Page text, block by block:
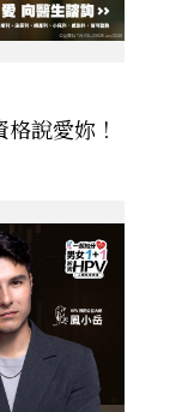
說愛妳！